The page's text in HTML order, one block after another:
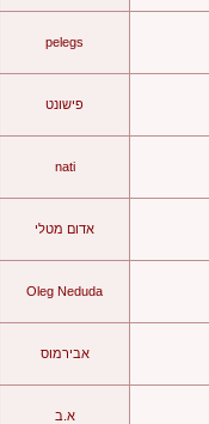
pelegs
פישונט
nati
אדום מטלי
Oleg Neduda
אבירמוס
א.ב